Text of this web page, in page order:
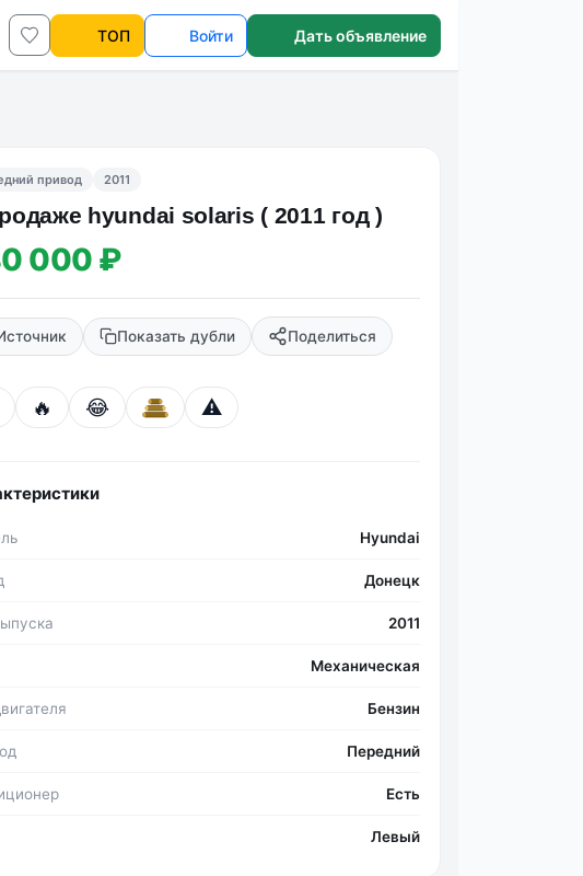
ТОП Войти Дать объявление
привод 2011
hyundai solaris ( 2011 год )
000 ₽
Показать дубли Поделиться
🔥 😂 ⚠️
Hyundai
Донецк
2011
Механическая
Бензин
Передний
Есть
Левый